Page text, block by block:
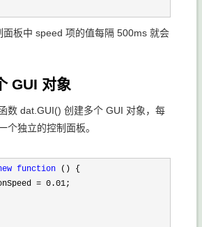
面板中 speed 项的值每隔 500ms 就会
GUI 对象
数 dat.GUI() 创建多个 GUI 对象，每
个独立的控制面板。
function () {
= 0.01;